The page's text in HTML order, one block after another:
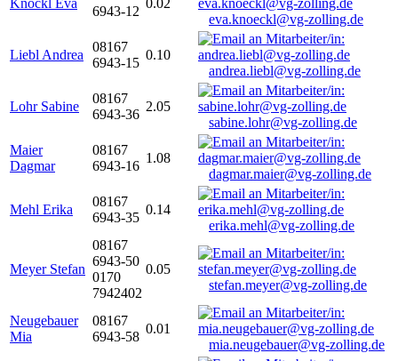
Knöckl Eva
6943-12
0.02
eva.knoeckl@vg-zolling.de
Liebl Andrea
08167
6943-15
0.10
andrea.liebl@vg-zolling.de
Lohr Sabine
08167
6943-36
2.05
sabine.lohr@vg-zolling.de
Maier
Dagmar
08167
6943-16
1.08
dagmar.maier@vg-zolling.de
Mehl Erika
08167
6943-35
0.14
erika.mehl@vg-zolling.de
Meyer Stefan
08167
6943-50
0170
7942402
0.05
stefan.meyer@vg-zolling.de
Neugebauer
Mia
08167
6943-58
0.01
mia.neugebauer@vg-zolling.de